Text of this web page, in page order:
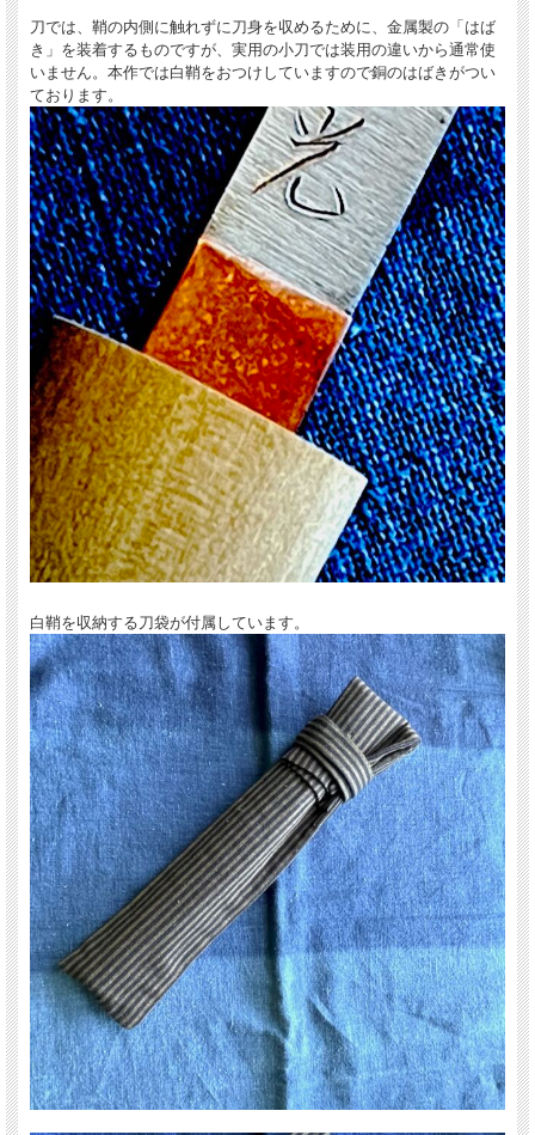
刀では、鞘の内側に触れずに刀身を収めるために、金属製の「はば
き」を装着するものですが、実用の小刀では装用の違いから通常使
いません。本作では白鞘をおつけしていますので銅のはばきがつい
ております。
白鞘を収納する刀袋が付属しています。